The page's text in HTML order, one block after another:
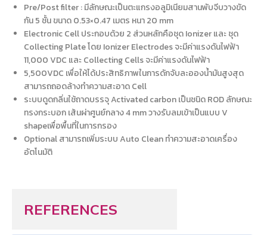
Pre/Post filter : มีลักษณะเป็นตะแกรงอลูมิเนียมสานพับจีบวางขัด
กัน 5 ชั้น ขนาด 0.53×0.47 เมตร หนา 20 mm
Electronic Cell ประกอบด้วย 2 ส่วนหลักคือชุด Ionizer และ ชุด
Collecting Plate โดย Ionizer Electrodes จะมีค่าแรงดันไฟฟ้า
11,000 VDC และ Collecting Cells จะมีค่าแรงดันไฟฟ้า
5,500VDC เพื่อให้ได้ประสิทธิภาพในการดักจับละอองน้ำมันสูงสุด
สามารถถอดล้างทำความสะอาด Cell
ระบบดูดกลิ่นใช้ถาดบรรจุ Activated carbon เป็นชนิด ROD ลักษณะ
ทรงกระบอก เส้นผ่าศูนย์กลาง 4 mm วางรับลมเข้าเป็นแบบ V
shapeเพื่อพื้นที่ในการกรอง
Optional สามารถเพิ่มระบบ Auto Clean ทำความสะอาดเครื่อง
อัตโนมัติ
REFERENCES